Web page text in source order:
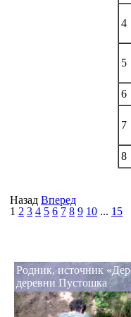
4
5
6
7
8
1 2 3 4 5 6 7 8 9 10 ... 15
Назад Вперед
Родник, источник
деревни Пустошка